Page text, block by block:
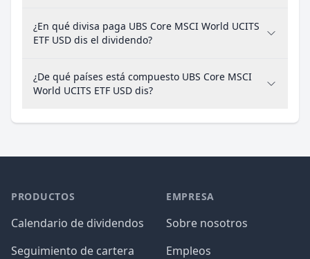
¿En qué divisa paga UBS Core MSCI World UCITS
ETF USD dis el dividendo?
¿De qué países está compuesto UBS Core MSCI
World UCITS ETF USD dis?
PRODUCTOS
Calendario de dividendos
Seguimiento de cartera
EMPRESA
Sobre nosotros
Empleos